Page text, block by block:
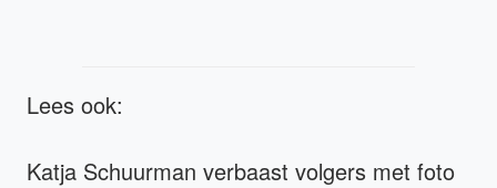
Lees ook:
Katja Schuurman verbaast volgers met foto